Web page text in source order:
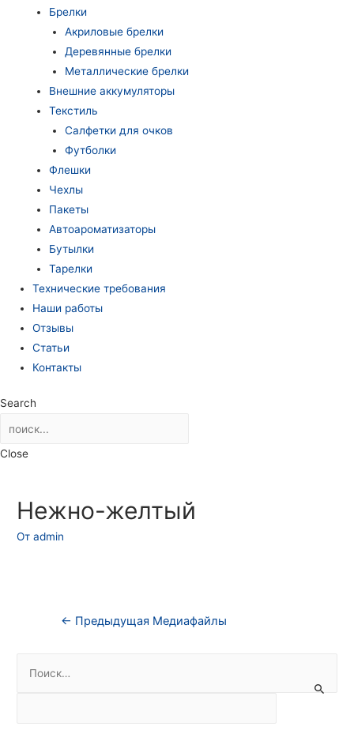
Брелки
Акриловые брелки
Деревянные брелки
Металлические брелки
Внешние аккумуляторы
Текстиль
Салфетки для очков
Футболки
Флешки
Чехлы
Пакеты
Автоароматизаторы
Бутылки
Тарелки
Технические требования
Наши работы
Отзывы
Статьи
Контакты
Search
Close
Нежно-желтый
От admin
Навигация
записям
← Предыдущая Медиафайлы